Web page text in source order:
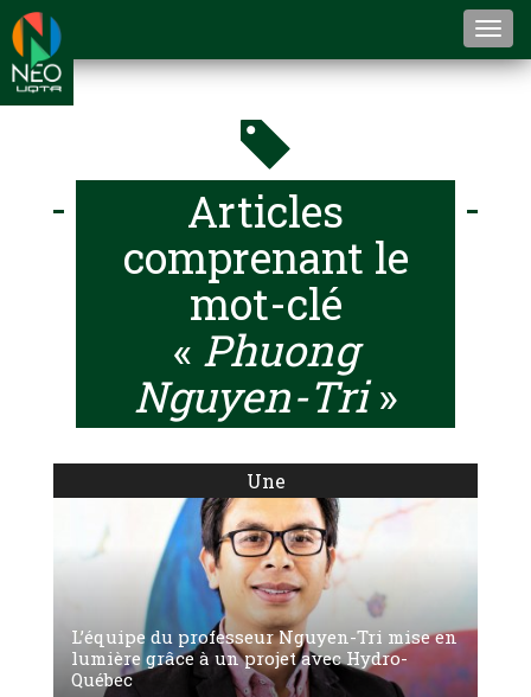
Articles
comprenant le
mot-clé
« Phuong
Nguyen-Tri»
Une
L’équipe du professeur Nguyen-Tri mise en
lumière grâce à un projet avec Hydro-
Québec